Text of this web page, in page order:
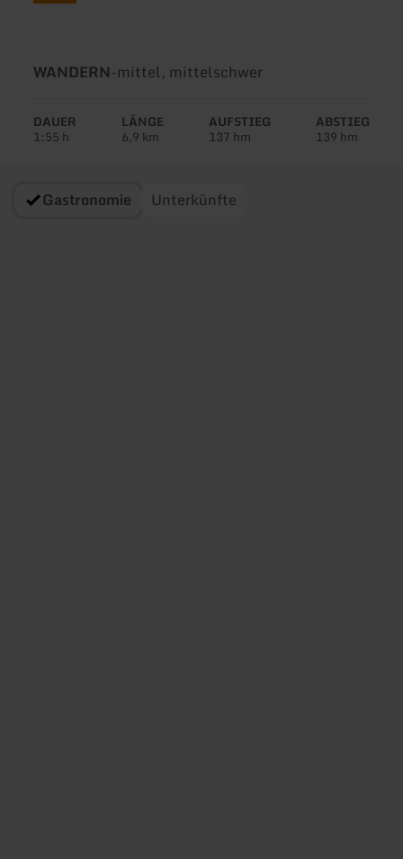
Art
Tour:
WANDERN-Schwierigkeit:
mittel, mittelschwer
DAUER
1:55 h
LÄNGE
6,9 km
AUFSTIEG
137 hm
ABSTIEG
139 hm
Gastronomie Unterkünfte